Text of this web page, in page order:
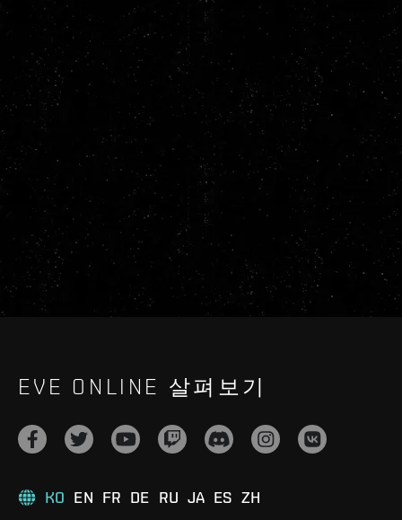
EVE ONLINE 살펴보기
KO EN FR DE RU JA ES ZH